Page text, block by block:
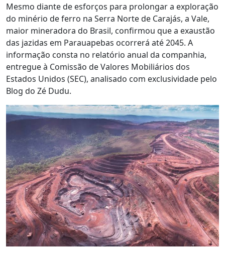
Mesmo diante de esforços para prolongar a exploração
do minério de ferro na Serra Norte de Carajás, a Vale,
maior mineradora do Brasil, confirmou que a exaustão
das jazidas em Parauapebas ocorrerá até 2045. A
informação consta no relatório anual da companhia,
entregue à Comissão de Valores Mobiliários dos
Estados Unidos (SEC), analisado com exclusividade pelo
Blog do Zé Dudu.